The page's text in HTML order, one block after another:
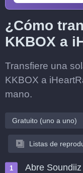
¿Cómo
KKBOX a
Transfiere una
KKBOX a
mano.
Gratuito (uno a uno)
Listas de
Abre